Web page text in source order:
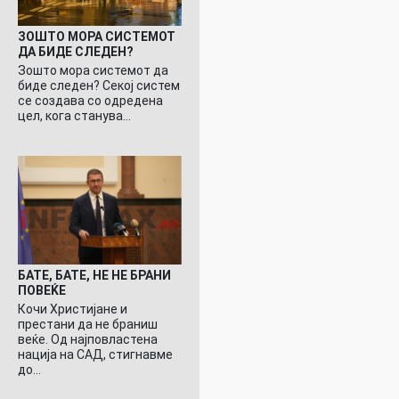
ЗОШТО МОРА СИСТЕМОТ
ДА БИДЕ СЛЕДЕН?
Зошто мора системот да
биде следен? Секој систем
се создава со одредена
цел, кога станува…
БАТЕ, БАТЕ, НЕ НЕ БРАНИ
ПОВЕЌЕ
Кочи Христијане и
престани да не браниш
веќе. Од најповластена
нација на САД, стигнавме
до…